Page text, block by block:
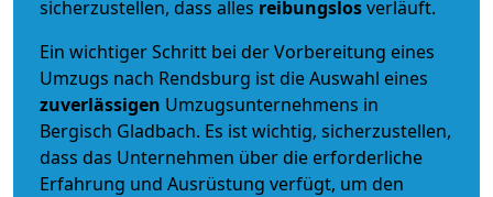
sicherzustellen, dass alles reibungslosverläuft.
Ein wichtiger Schritt bei der Vorbereitung eines
Umzugs nach Rendsburg ist die Auswahl eines
zuverlässigen Umzugsunternehmens in
Bergisch Gladbach. Es ist wichtig, sicherzustellen,
dass das Unternehmen über die erforderliche
Erfahrung und Ausrüstung verfügt, um den